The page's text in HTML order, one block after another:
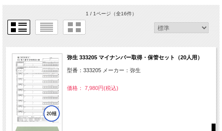
1 / 1ページ（全16件）
弥生 333205 マイナンバー取得・保管セット（20人用）
型番：333205 メーカー：弥生
価格： 7,980円(税込)